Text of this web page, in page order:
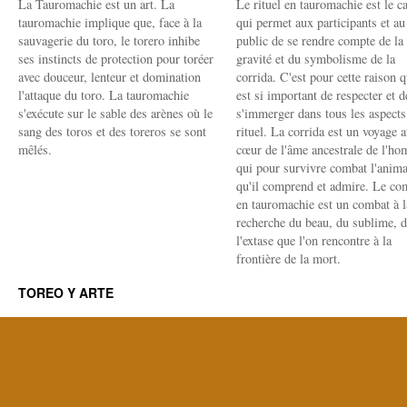
La Tauromachie est un art. La
tauromachie implique que, face à la
sauvagerie du toro, le torero inhibe
ses instincts de protection pour toréer
avec douceur, lenteur et domination
l'attaque du toro. La tauromachie
s'exécute sur le sable des arènes où le
sang des toros et des toreros se sont
mêlés.
Le rituel en tauromachie est le
qui permet aux participants et au
public de se rendre compte de la
gravité et du symbolisme de la
corrida. C'est pour cette raison
est si important de respecter et
s'immerger dans tous les
rituel. La corrida est un voyage
cœur de l'âme ancestrale de
qui pour survivre combat
qu'il comprend et admire. Le
en tauromachie est un combat à
recherche du beau, du sublime,
l'extase que l'on rencontre à la
frontière de la mort.
TOREO Y ARTE